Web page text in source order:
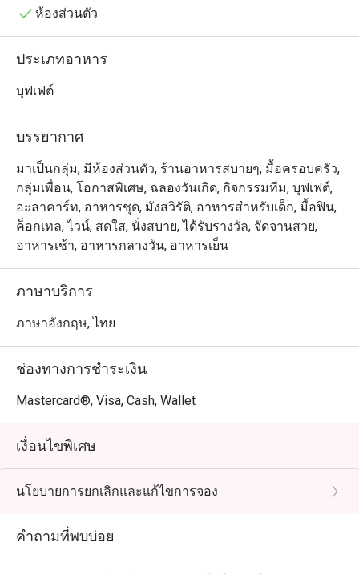
กับมื้อที่สะดวกด้วยเมนูสไตล์ตะวันตก อาหารไทย พิซซ่า
บริการ และห้องอาหารอีทนั้นอยู่ในบริเวณชั้นล็อบบี้ของ
ห้องส่วนตัว
ประเภทอาหาร
บุฟเฟต์
บรรยากาศ
มาเป็นกลุ่ม, มีห้องส่วนตัว, ร้านอาหารสบายๆ, มื้อครอบครัว,
กลุ่มเพื่อน, โอกาสพิเศษ, ฉลองวันเกิด, กิจกรรมทีม, บุฟเฟต์,
อะลาคาร์ท, อาหารชุด, มังสวิรัติ, อาหารสำหรับเด็ก, มื้อฟิน,
ค็อกเทล, ไวน์, สดใส, นั่งสบาย, ได้รับรางวัล, จัดจานสวย,
อาหารเช้า, อาหารกลางวัน, อาหารเย็น
ภาษาบริการ
ภาษาอังกฤษ, ไทย
ช่องทางการชำระเงิน
Mastercard®, Visa, Cash, Wallet
เงื่อนไขพิเศษ
นโยบายการยกเลิกและแก้ไขการจอง
คำถามที่พบบ่อย